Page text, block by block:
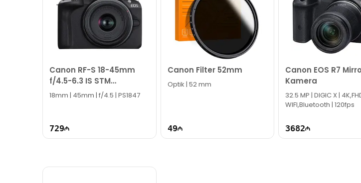
Seçim etməkdə məsləhətə ehtiyacınız varsa təcrübəli mütəxəssislərimiz hər gün 10:00-
Canon EOS 2000D BK 18-55 RUK Kit modeli ilə bağlı bütün suallarınızı
İş saatlarından kənar vaxtlarda əlaqə qurmaq üçün email ilə qeydiyyat edə və ya
Bizə maraq göstərdiyiniz üçün təşəkkür edirik!
Canon RF-S 18-45mm
f/4.5-6.3 IS STM
4858C005
18mm | 45mm | f/4.5 | PS1847
729
Canon Filter 52mm
Optik | 52 mm
49
Canon EOS R7
Kamera
32.5 MP | DIGIC X |
WIFI,Bluetooth | 120fps
3682